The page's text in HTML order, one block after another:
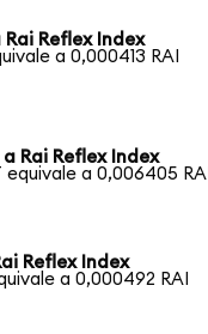
Rai Reflex Index
a 0,000413 RAI
a Rai Reflex Index
equivale a 0,006405 RAI
Reflex Index
a 0,000492 RAI